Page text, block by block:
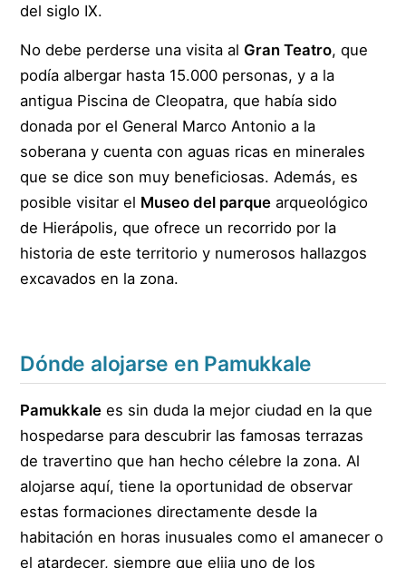
del siglo IX.
No debe perderse una visita al Gran Teatro, que
podía albergar hasta 15.000 personas, y a la
antigua Piscina de Cleopatra, que había sido
donada por el General Marco Antonio a la
soberana y cuenta con aguas ricas en minerales
que se dice son muy beneficiosas. Además, es
posible visitar el Museo del parque arqueológico
de Hierápolis, que ofrece un recorrido por la
historia de este territorio y numerosos hallazgos
excavados en la zona.
Dónde alojarse en Pamukkale
Pamukkale es sin duda la mejor ciudad en la que
hospedarse para descubrir las famosas terrazas
de travertino que han hecho célebre la zona. Al
alojarse aquí, tiene la oportunidad de observar
estas formaciones directamente desde la
habitación en horas inusuales como el amanecer o
el atardecer, siempre que elija uno de los